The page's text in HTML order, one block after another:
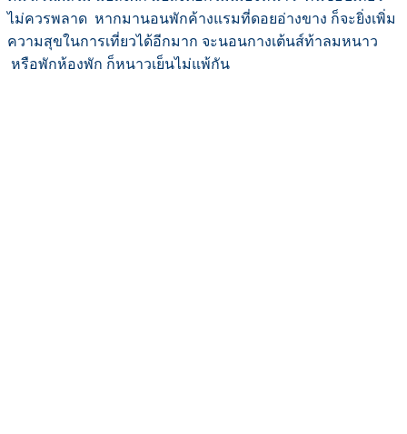
ไม่ควรพลาด หากมานอนพักค้างแรมที่ดอยอ่างขาง ก็จะยิ่งเพิ่ม
ความสุขในการเที่ยวได้อีกมาก จะนอนกางเต้นส์ท้าลมหนาว
หรือพักห้องพัก ก็หนาวเย็นไม่แพ้กัน